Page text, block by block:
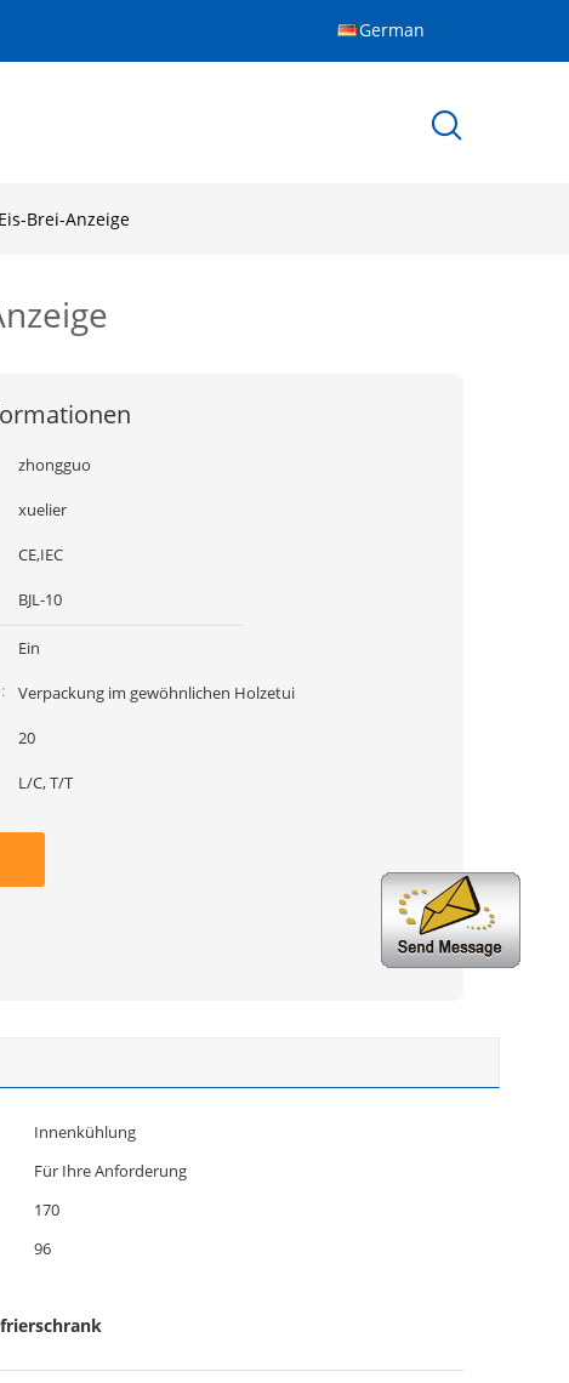
German
Brei-Anzeige
zhongguo
xuelier
CE,IEC
BJL-10
Ein
Verpackung im gewöhnlichen Holzetui
20
L/C, T/T
Innenkühlung
Für Ihre Anforderung
170
96